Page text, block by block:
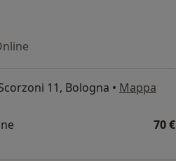
11, Bologna • Mappa
70 €